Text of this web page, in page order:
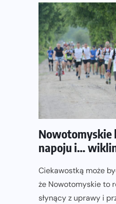
Nowotomyskie
napoju i…
Ciekawostką może
że Nowotomyskie to
słynący z uprawy i